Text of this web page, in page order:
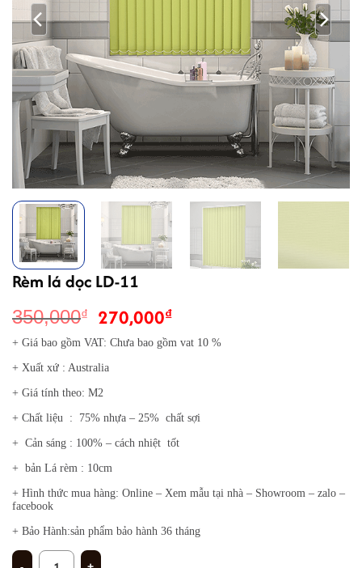
Rèm lá dọc LD-11
350,000₫ Giá
gốc
là:
350,000₫.
270,000₫Giá
hiện
tại
+ Giá bao gồm VAT: Chưa bao gồm vat 10 %
+ Xuất xứ : Australia
+ Giá tính theo: M2
+ Chất liệu : 75% nhựa – 25% chất sợi
+ Cản sáng : 100% – cách nhiệt tốt
+ bản Lá rèm : 10cm
+ Hình thức mua hàng: Online – Xem mẫu tại nhà – Showroom – zalo –
facebook
+ Bảo Hành:sản phẩm bảo hành 36 tháng
Rèm lá dọc LD-11 số lượng